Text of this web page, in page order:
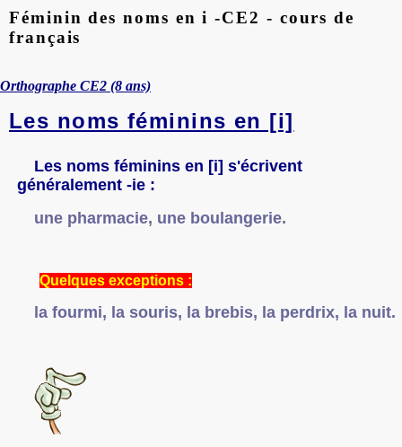
Féminin des noms en i -CE2 - cours de
français
Orthographe CE2 (8 ans)
Les noms féminins en [i]
Les noms féminins en [i] s'écrivent
généralement -ie :
une pharmacie, une boulangerie.
Quelques exceptions :
la fourmi, la souris, la brebis, la perdrix, la nuit.